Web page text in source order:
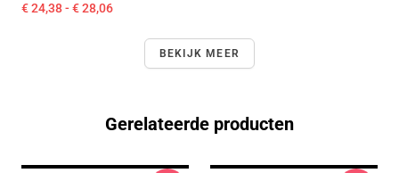
€ 24,38 - € 28,06
BEKIJK MEER
Gerelateerde producten